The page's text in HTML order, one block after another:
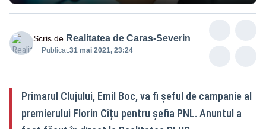
Scris de Realitatea de Caras-Severin
Publicat:31 mai 2021, 23:24
Primarul Clujului, Emil Boc, va fi șeful de campanie al
premierului Florin Cîțu pentru șefia PNL. Anuntul a